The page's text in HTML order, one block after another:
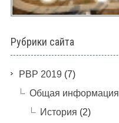
Рубрики сайта
PBP 2019 (7)
Общая информация
История (2)